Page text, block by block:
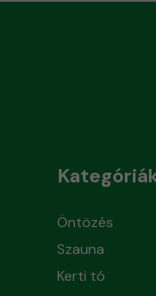
Öntözés
Szauna
Kerti tó